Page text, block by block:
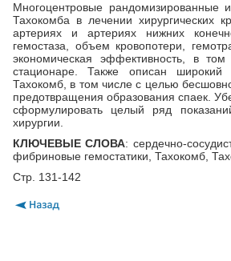
Многоцентровые рандомизированные
Тахокомба в лечении хирургических
артериях и артериях нижних
гемостаза, объем кровопотери,
экономическая эффективность, в
стационаре. Также описан широкий
Тахокомб, в том числе с целью
предотвращения образования спаек.
сформулировать целый ряд
хирургии.
КЛЮЧЕВЫЕ СЛОВА: сердечно-
фибриновые гемостатики, Тахокомб,
Стр. 131-142